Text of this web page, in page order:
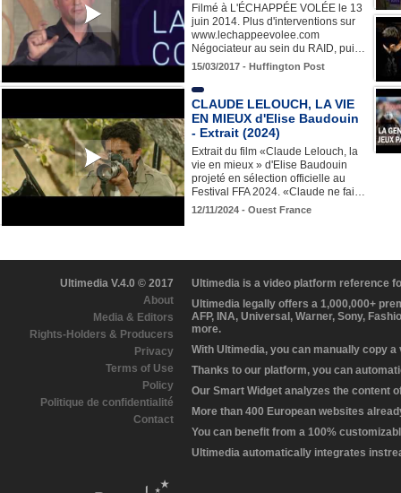
Filmé à L'ÉCHAPPÉE VOLÉE le 13
juin 2014. Plus d'interventions sur
www.lechappeevolee.com
Négociateur au sein du RAID, pui…
15/03/2017 - Huffington Post
CLAUDE LELOUCH, LA VIE
EN MIEUX d'Elise Baudouin
- Extrait (2024)
Extrait du film «Claude Lelouch, la
vie en mieux » d'Elise Baudouin
projeté en sélection officielle au
Festival FFA 2024. «Claude ne fai…
12/11/2024 - Ouest France
Ultimedia V.4.0 © 2017
About
Media & Editors
Rights-Holders & Producers
Privacy
Terms of Use
Policy
Politique de confidentialité
Contact
Ultimedia is a video platform reference
Ultimedia legally offers a 1,000,000+
AFP, INA, Universal, Warner, Sony,
more.
With Ultimedia, you can manually copy
Thanks to our platform, you can
Our Smart Widget analyzes the content
More than 400 European websites
You can benefit from a 100%
Ultimedia automatically integrates